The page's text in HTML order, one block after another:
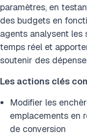
paramètres, en
des budgets en
agents analysent les
temps réel et
soutenir des
Les actions clés
Modifier les
emplacements en
de conversion